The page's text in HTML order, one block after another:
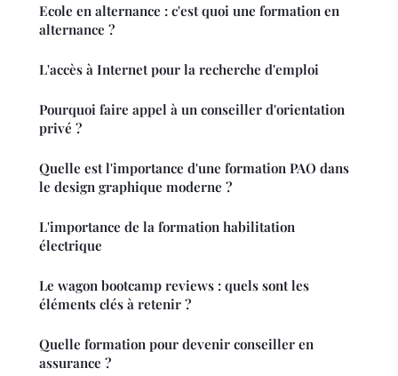
Ecole en alternance : c'est quoi une formation en
alternance ?
L'accès à Internet pour la recherche d'emploi
Pourquoi faire appel à un conseiller d'orientation
privé ?
Quelle est l'importance d'une formation PAO dans
le design graphique moderne ?
L'importance de la formation habilitation
électrique
Le wagon bootcamp reviews : quels sont les
éléments clés à retenir ?
Quelle formation pour devenir conseiller en
assurance ?